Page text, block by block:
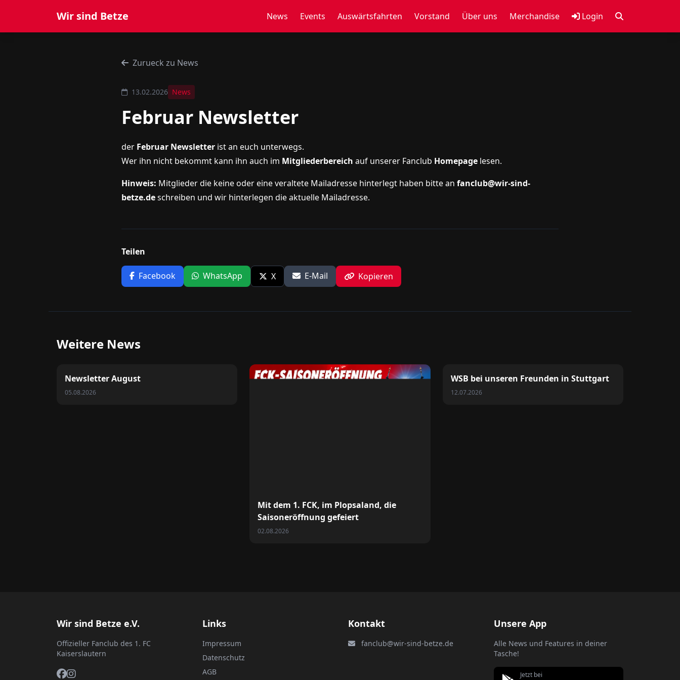
Wir sind Betze News Events Auswärtsfahrten Vorstand Über uns Merchandise Login
Zurueck zu News
13.02.2026 News
Februar Newsletter
der Februar Newsletter ist an euch unterwegs.
Wer ihn nicht bekommt kann ihn auch im Mitgliederbereich auf unserer Fanclub Homepage lesen.
Hinweis: Mitglieder die keine oder eine veraltete Mailadresse hinterlegt haben bitte an fanclub@wir-sind-
betze.deschreiben und wir hinterlegen die aktuelle Mailadresse.
Teilen
Facebook WhatsApp X E-Mail Kopieren
Weitere News
Newsletter August
05.08.2026
Mit dem 1. FCK, im Plopsaland, die
Saisoneröffnung gefeiert
02.08.2026
WSB bei unseren Freunden in Stuttgart
12.07.2026
Wir sind Betze e.V.
Offizieller Fanclub des 1. FC
Kaiserslautern
Links
Impressum
Datenschutz
AGB
Kontakt
fanclub@wir-sind-betze.de
Unsere App
Alle News und Features in deiner
Tasche!
Jetzt bei